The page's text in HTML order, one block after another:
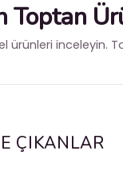
Toptan
ürünleri inceleyin.
ÇIKANLAR